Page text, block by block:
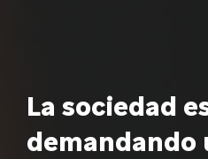
La sociedad
demandando